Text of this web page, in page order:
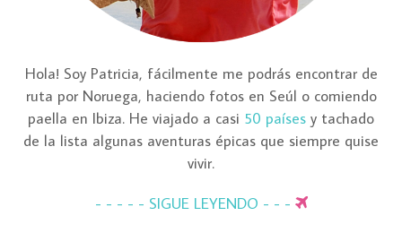
Hola! Soy Patricia, fácilmente me podrás encontrar de
ruta por Noruega, haciendo fotos en Seúl o comiendo
paella en Ibiza. He viajado a casi 50 países y tachado
de la lista algunas aventuras épicas que siempre quise
vivir.
- - - - - SIGUE LEYENDO - - -